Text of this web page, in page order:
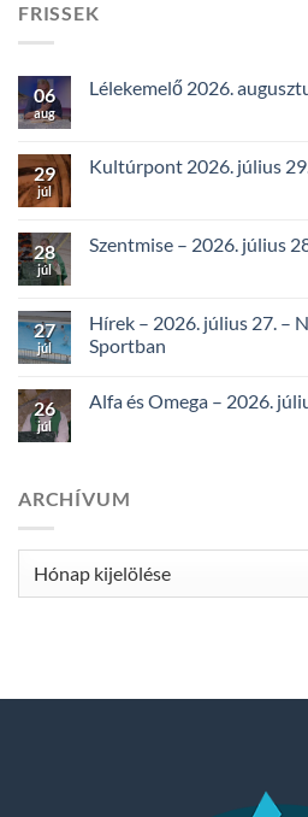
FRISSEK
06
aug
Lélekemelő 2026.
29
júl
Kultúrpont 2026. július
28
júl
Szentmise – 2026. július
27
júl
Hírek – 2026. július 27. –
Sportban
26
júl
Alfa és Omega – 2026.
ARCHÍVUM
Archívum